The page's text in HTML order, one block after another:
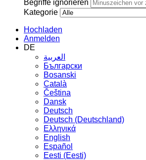
Begriffe ignorieren
Kategorie
Hochladen
Anmelden
DE
العربية
Български
Bosanski
Сatalà
Čeština
Dansk
Deutsch
Deutsch (Deutschland)
Ελληνικά
English
Español
Eesti (Eesti)